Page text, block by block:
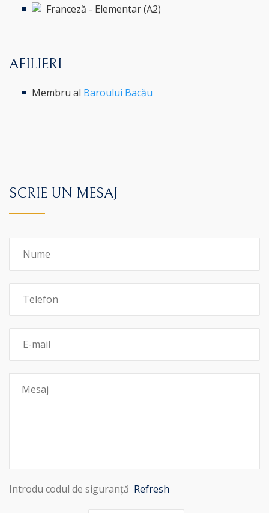
Franceză - Elementar (A2)
AFILIERI
Membru al Baroului Bacău
SCRIE UN MESAJ
Introdu codul de siguranță Refresh